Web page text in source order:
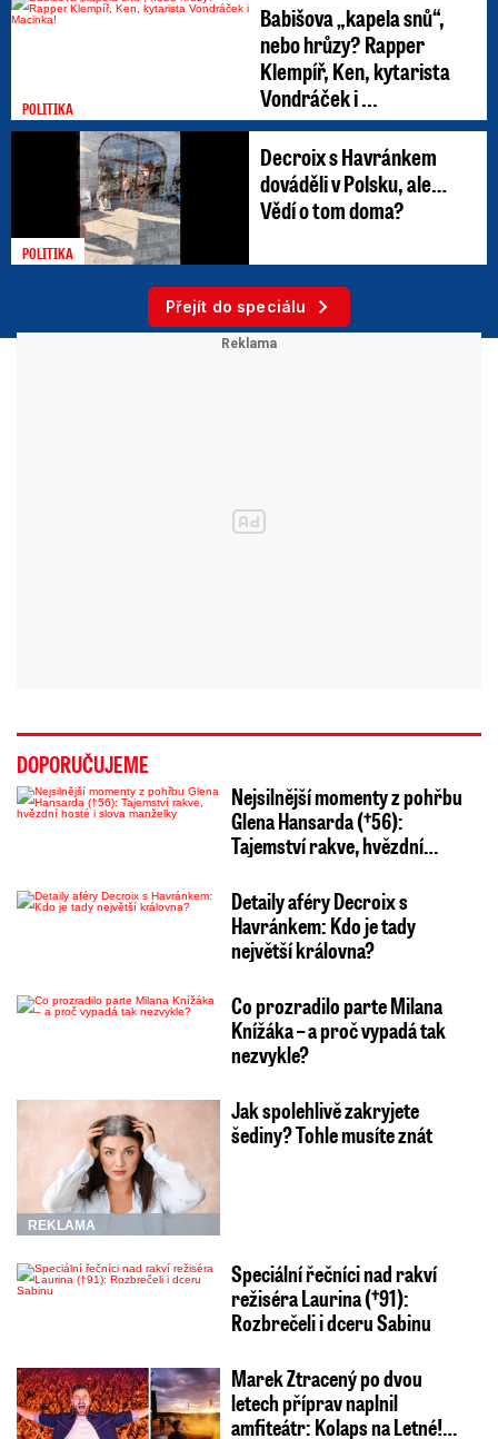
POLITIKA
Babišova „kapela snů“,
nebo hrůzy? Rapper
Klempíř, Ken, kytarista
Vondráček i ...
POLITIKA
Decroix s Havránkem
dováděli v Polsku, ale…
Vědí o tom doma?
Přejít do speciálu
DOPORUČUJEME
Nejsilnější momenty z pohřbu
Glena Hansarda (†56):
Tajemství rakve, hvězdní…
Detaily aféry Decroix s
Havránkem: Kdo je tady
největší královna?
Co prozradilo parte Milana
Knížáka – a proč vypadá tak
nezvykle?
REKLAMA
Jak spolehlivě zakryjete
šediny? Tohle musíte znát
Speciální řečníci nad rakví
režiséra Laurina (†91):
Rozbrečeli i dceru Sabinu
Marek Ztracený po dvou
letech příprav naplnil
amfiteátr: Kolaps na Letné!…